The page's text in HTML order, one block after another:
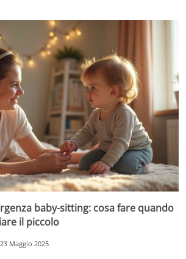
baby-sitting: cosa fare quando
il piccolo
23 Maggio 2025